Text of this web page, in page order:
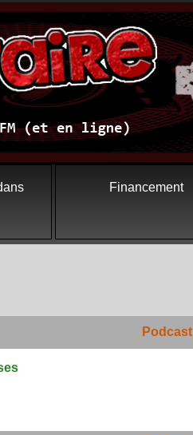
Financement
Podcast